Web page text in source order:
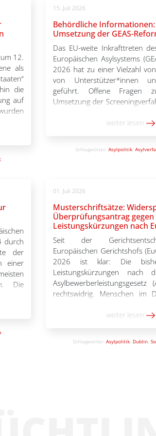
12.
als
die
auf
15. Juli 2026
Behördliche
Umsetzung der GEAS-
Das EU-weite Inkrafttreten
Europäischen Asylsystems
2026 hat zu einer Vielzahl
von Unterstützer*innen
geführt. Offene Fragen
Umsetzung der
der Ablauf von
Während viele Ungewissheiten
weiter lesen
Schlagwörter: Asylpolitik,
durch
der
einer
Die
01. Juli 2026
Musterschriftsätze:
Überprüfungsantrag
Leistungskürzungen nach
Seit der
Europäischen Gerichtshofs
2026 ist klar: Die
Leistungskürzungen nach
Asylbewerberleistungsgesetz
rechtswidrig. Menschen im
gering waren, um einen
von Pro Asyl entwickelten
weiter lesen
Schlagwörter: Asylpolitik, Dublin,